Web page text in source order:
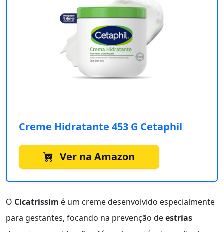
Creme Hidratante 453 G Cetaphil
Ver na Amazon
O Cicatrissim é um creme desenvolvido especialmente
para gestantes, focando na prevenção deestrias